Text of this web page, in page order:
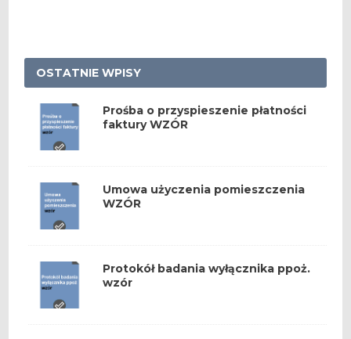
OSTATNIE WPISY
Prośba o przyspieszenie płatności
faktury WZÓR
Umowa użyczenia pomieszczenia
WZÓR
Protokół badania wyłącznika ppoż.
wzór